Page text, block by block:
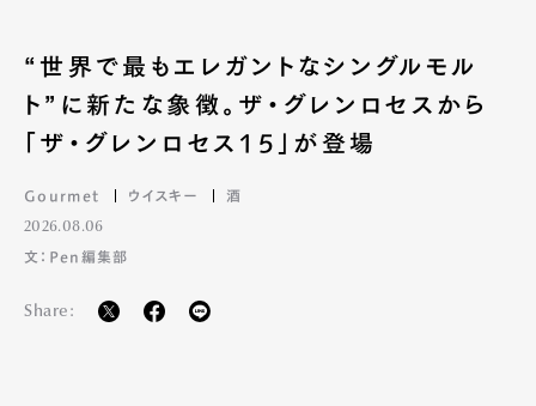
“世界で最もエレガントなシングルモル
ト”に新たな象徴。ザ・グレンロセスから
「ザ・グレンロセス15」が登場
Gourmet ウイスキー 酒
2026.08.06
文：Pen編集部
Share: